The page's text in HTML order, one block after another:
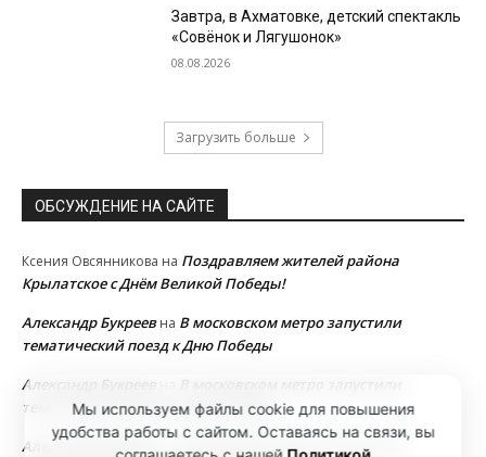
Завтра, в Ахматовке, детский спектакль
«Совёнок и Лягушонок»
08.08.2026
Загрузить больше
ОБСУЖДЕНИЕ НА САЙТЕ
Ксения Овсянникова на Поздравляем жителей района
Крылатское с Днём Великой Победы!
Александр Букреевна В московском метро запустили
тематический поезд к Дню Победы
Александр Букреев
В московском метро запустили
тематический поезд к Дню Победы
Александр Букреев
В московском метро запустили
Мы используем файлы cookie для повышения
удобства работы с сайтом. Оставаясь на связи, вы